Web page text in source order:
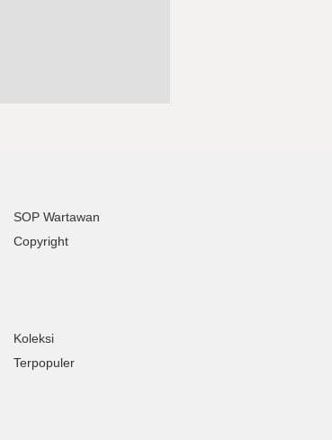
SOP Wartawan
Copyright
Koleksi
Terpopuler